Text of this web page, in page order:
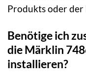
Produkts oder
Benötige ich
die Märklin
installieren?